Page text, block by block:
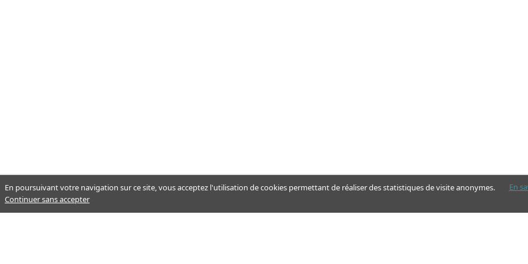
En poursuivant votre navigation sur ce site, vous acceptez l'utilisation de cookies permettant de réaliser des statistiques de visite anonymes. En
Continuer sans accepter